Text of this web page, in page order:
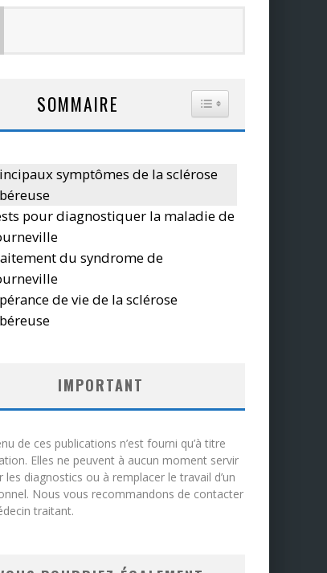
SOMMAIRE TOGGLE TABLE OF
symptômes de la sclérose
pour diagnostiquer la maladie de
du syndrome de
de vie de la sclérose
IMPORTANT
de ces publications n’est fourni qu’à titre
Elles ne peuvent à aucun moment servir
les diagnostics ou à remplacer le travail d’un
Nous vous recommandons de contacter
traitant.